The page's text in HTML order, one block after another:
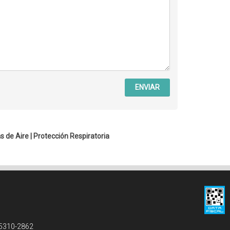
ENVIAR
de Aire
Protección Respiratoria
2862